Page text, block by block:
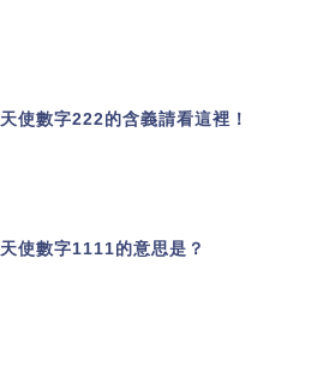
天使數字222的含義請看這裡！
天使數字1111的意思是？